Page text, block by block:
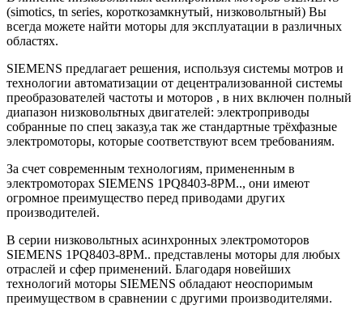
(simotics, tn series, короткозамкнутый, низковольтный) Вы
всегда можете найти моторы для эксплуатации в различных
областях.
SIEMENS предлагает решения, используя системы мотров и
технологии автоматизации от децентрализованной системы
преобразователей частоты и моторов , в них включен полный
диапазон низковольтных двигателей: электроприводы
собранные по спец заказу,а так же стандартные трёхфазные
электромоторы, которые соответствуют всем требованиям.
За счет современным технологиям, примененным в
электромоторах SIEMENS 1PQ8403-8PM.., они имеют
огромное преимущество перед приводами других
производителей.
В серии низковольтных асинхронных электромоторов
SIEMENS 1PQ8403-8PM.. представлены моторы для любых
отраслей и сфер применений. Благодаря новейших
технологий моторы SIEMENS обладают неоспоримым
преимуществом в сравнении с другими производителями.